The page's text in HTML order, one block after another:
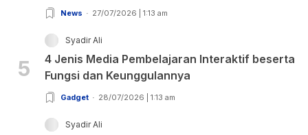
News 27/07/2026 | 1:13 am
5
Syadir Ali
4 Jenis Media Pembelajaran Interaktif beserta
Fungsi dan Keunggulannya
Gadget 28/07/2026 | 1:13 am
Syadir Ali